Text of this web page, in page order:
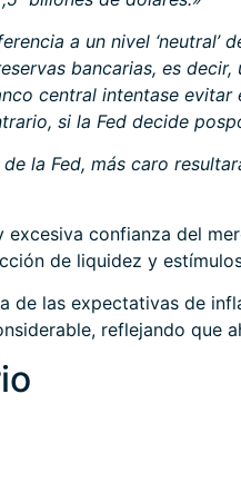
a un nivel
bancarias, es
central intentase
si la Fed decide
la Fed, más caro
confianza del
de liquidez y
de las expectativas de
reflejando que